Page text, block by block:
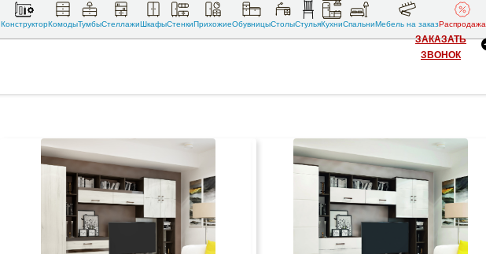
КонструкторКомодыТумбыСтеллажиШкафыСтенкиПрихожиеОбувницыСтолыСтульяКухниСпальниМебель на заказРаспродажа
ЗАКАЗАТЬ
ЗВОНОК